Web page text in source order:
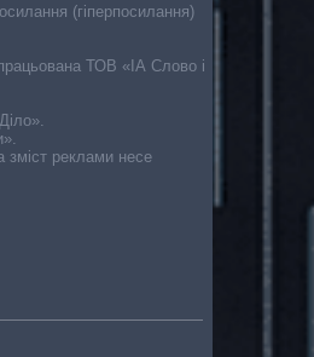
(гіперпосилання)
ТОВ «ІА Слово і
зміст реклами несе